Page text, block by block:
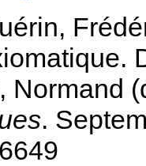
.
Normand
.